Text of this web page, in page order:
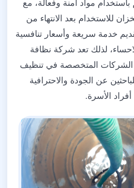
باستخدام مواد آمنة وفعالة، مع
للاستخدام بعد الانتهاء من
خدمة سريعة وأسعار تنافسية
لذلك تعد شركة نظافة
الشركات المتخصصة في تنظيف
عن الجودة والاحترافية
الأسرة.